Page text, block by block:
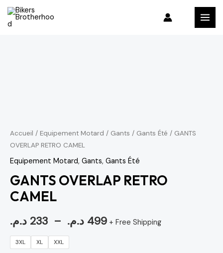
Aller
Accueil / Equipement Motard / Gants / Gants Été / GANTS
OVERLAP RETRO CAMEL
Equipement Motard, Gants, Gants Été
GANTS OVERLAP RETRO
CAMEL
233 د.م. – 499 د.م.
à
+ Free Shipping
3XL XL XXL